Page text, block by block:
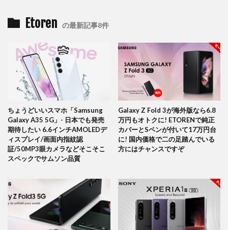
Etoren の最新記事8件
ちょうどいいスマホ「Samsung
Galaxy A35 5G」- 日本でも発売
期待したい 6.6インチAMOLEDデ
ィスプレイ/画面内指紋認
証/50MP3眼カメラなどそこそこ
スペックでサムソン品質
Galaxy Z Fold 3が海外版なら6.8
万円もオトクに! ETORENで純正
カバーとSペンが付いて17万円台
に! 国内価格で二の足踏んでいる
方にはチャンスですぞ